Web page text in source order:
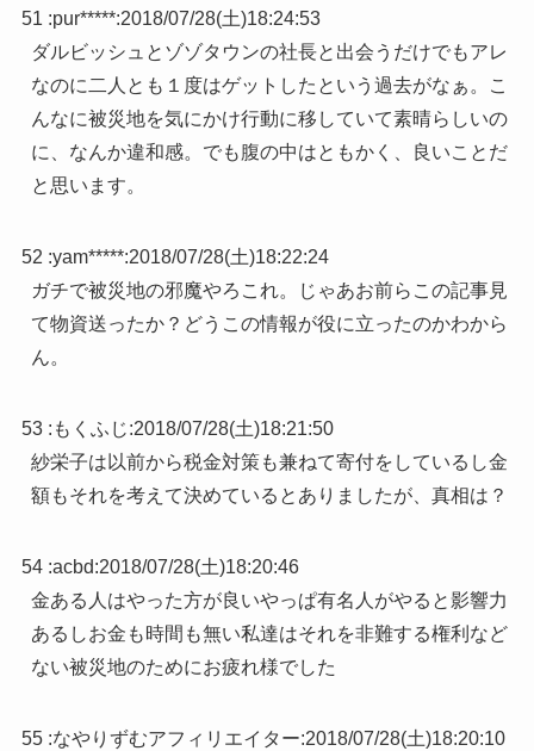
51 :pur*****:2018/07/28(土)18:24:53
ダルビッシュとゾゾタウンの社長と出会うだけでもアレ
なのに二人とも１度はゲットしたという過去がなぁ。こ
んなに被災地を気にかけ行動に移していて素晴らしいの
に、なんか違和感。でも腹の中はともかく、良いことだ
と思います。
52 :yam*****:2018/07/28(土)18:22:24
ガチで被災地の邪魔やろこれ。じゃあお前らこの記事見
て物資送ったか？どうこの情報が役に立ったのかわから
ん。
53 : もくふじ:2018/07/28(土)18:21:50
紗栄子は以前から税金対策も兼ねて寄付をしているし金
額もそれを考えて決めているとありましたが、真相は？
54 :acbd:2018/07/28(土)18:20:46
金ある人はやった方が良いやっぱ有名人がやると影響力
あるしお金も時間も無い私達はそれを非難する権利など
ない被災地のためにお疲れ様でした
55 :なやりずむアフィリエイター:2018/07/28(土)18:20:10